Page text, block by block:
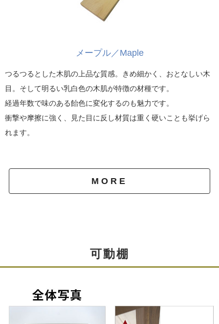
"スタンダードタイプ"の脚は60mm角。天板をしっかりと
ない絶妙なサイズとなっています。
"四角脚タイプ"の脚は40mm角の木材を枠組みにし、スリ
ムな形状で仕上げました。
スタイリッシュなフォルムでありながら、しっかりとし
た安定感があります。
脚部はボルト固定
本体と脚はボルトで固定。スパナやドライバー簡単に取
メープル／Maple
つるつるとした木肌の上品な質感。きめ細かく、おとなしい木
目。そして明るい乳白色の木肌が特徴の材種です。
経過年数で味のある飴色に変化するのも魅力です。
衝撃や摩擦に強く、見た目に反し材質は重く硬いことも挙げら
れます。
MORE
可動棚